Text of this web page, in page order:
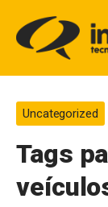
Uncategorized
Tags